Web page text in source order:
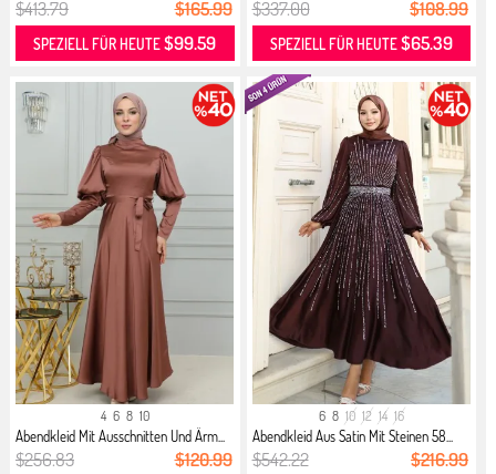
$413.79 $165.99
SPEZIELL FÜR HEUTE$99.59
$337.00 $108.99
SPEZIELL FÜR HEUTE$65.39
4 6 8 10
Abendkleid Mit Ausschnitten Und Ärm...
$256.83 $120.99
6 8 10 12 14 16
Abendkleid Aus Satin Mit Steinen 58...
$542.22 $216.99